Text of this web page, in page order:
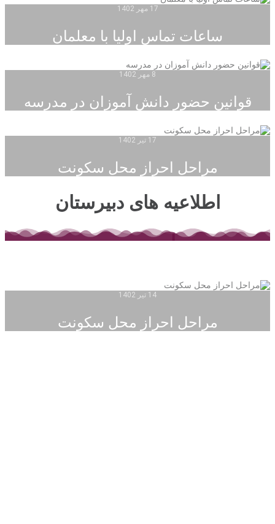
17 مهر 1402
ساعات تماس اولیا با معلمان
8 مهر 1402
قوانین حضور دانش آموزان در مدرسه
17 تیر 1402
مراحل احراز محل سکونت
اطلاعیه های دبیرستان
14 تیر 1402
مراحل احراز محل سکونت